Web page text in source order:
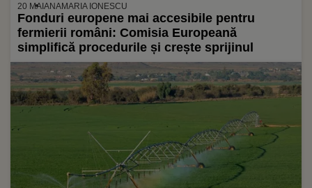
20 MAIANAMARIA IONESCU
Fonduri europene mai accesibile pentru
fermierii români: Comisia Europeană
simplifică procedurile și crește sprijinul